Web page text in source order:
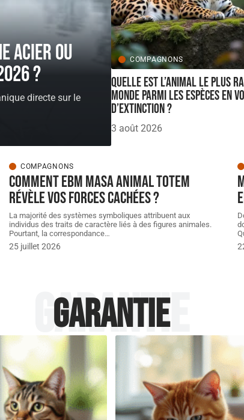
acier ou
?
directe sur le
COMPAGNONS
Quelle est l’animal le plus
monde parmi les espèces en
d’extinction ?
3 août 2026
COMPAGNONS
Comment Ebm masa animal Totem
révèle vos forces cachées ?
La majorité des systèmes symboliques attribuent aux
individus des traits de caractère liés à des figures animales.
Pourtant, la correspondance…
25 juillet 2026
Garantie
Garantie